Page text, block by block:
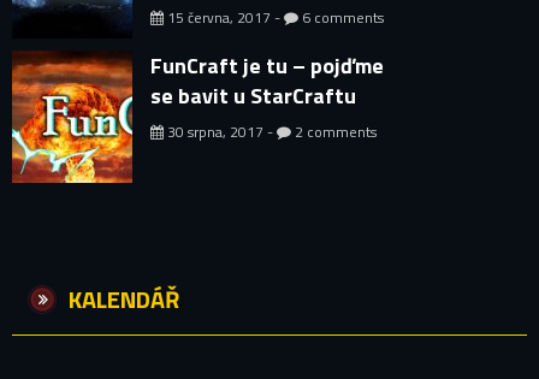
15 června, 2017 - 6 comments
FunCraft je tu – pojďme
se bavit u StarCraftu
30 srpna, 2017 - 2 comments
KALENDÁŘ